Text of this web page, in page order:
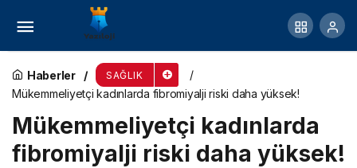
Haberler SAĞLIK
Mükemmeliyetçi kadınlarda fibromiyalji riski daha yüksek!
Mükemmeliyetçi kadınlarda
fibromiyalji riski daha yüksek!
Türk bilim insanına global onur